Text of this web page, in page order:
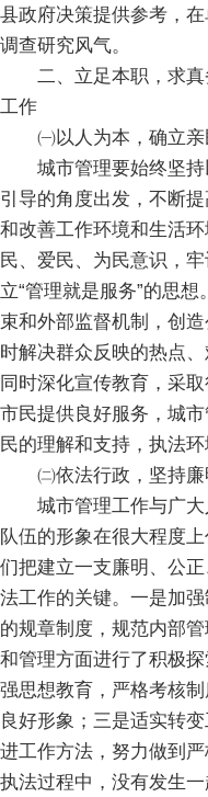
县政府决策提供参考，
调查研究风气。
二、立足本职，求真
工作
㈠以人为本，确立亲
城市管理要始终坚持
引导的角度出发，不断
和改善工作环境和生活
民、爱民、为民意识，
立“管理就是服务”的思
束和外部监督机制，创
时解决群众反映的热点
同时深化宣传教育，采
市民提供良好服务，城
民的理解和支持，执法环
㈡依法行政，坚持廉
城市管理工作与广大
队伍的形象在很大程度
们把建立一支廉明、公
法工作的关键。一是加
的规章制度，规范内部
和管理方面进行了积极
强思想教育，严格考核
良好形象；三是适实转
进工作方法，努力做到
执法过程中，没有发生